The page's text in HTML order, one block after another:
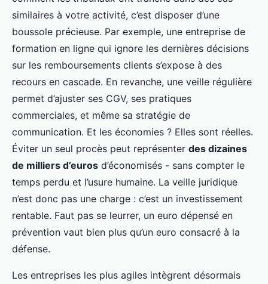
similaires à votre activité, c’est disposer d’une
boussole précieuse. Par exemple, une entreprise de
formation en ligne qui ignore les dernières décisions
sur les remboursements clients s’expose à des
recours en cascade. En revanche, une veille régulière
permet d’ajuster ses CGV, ses pratiques
commerciales, et même sa stratégie de
communication. Et les économies ? Elles sont réelles.
Éviter un seul procès peut représenter des dizaines
de milliers d’euros d’économisés - sans compter le
temps perdu et l’usure humaine. La veille juridique
n’est donc pas une charge : c’est un investissement
rentable. Faut pas se leurrer, un euro dépensé en
prévention vaut bien plus qu’un euro consacré à la
défense.
Les entreprises les plus agiles intègrent désormais